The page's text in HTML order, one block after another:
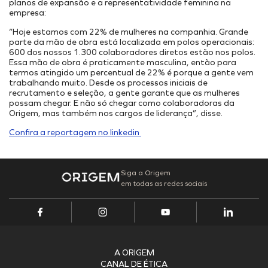
Endereços
Nossos Ativos
Portal de Fornecedores
Cadastro
INFRAESTRUTURA PORTUÁRIA
TAMAC (MAC11A)
OPMAC
Portal do Cliente
Projetos Incentivados
Pesquisa, Desenvolvimento & Inovação
Transição Energética
Segurança
planos de expansão e a representatividade feminina na
empresa:
“Hoje estamos com 22% de mulheres na companhia. Grande
parte da mão de obra está localizada em polos operacionais:
600 dos nossos 1.300 colaboradores diretos estão nos polos.
Essa mão de obra é praticamente masculina, então para
termos atingido um percentual de 22% é porque a gente vem
trabalhando muito. Desde os processos iniciais de
recrutamento e seleção, a gente garante que as mulheres
possam chegar. E não só chegar como colaboradoras da
Origem, mas também nos cargos de liderança”, disse.
Confira a reportagem no linkedin
Siga a Origem
em todas as redes sociais
A ORIGEM
CANAL DE ÉTICA